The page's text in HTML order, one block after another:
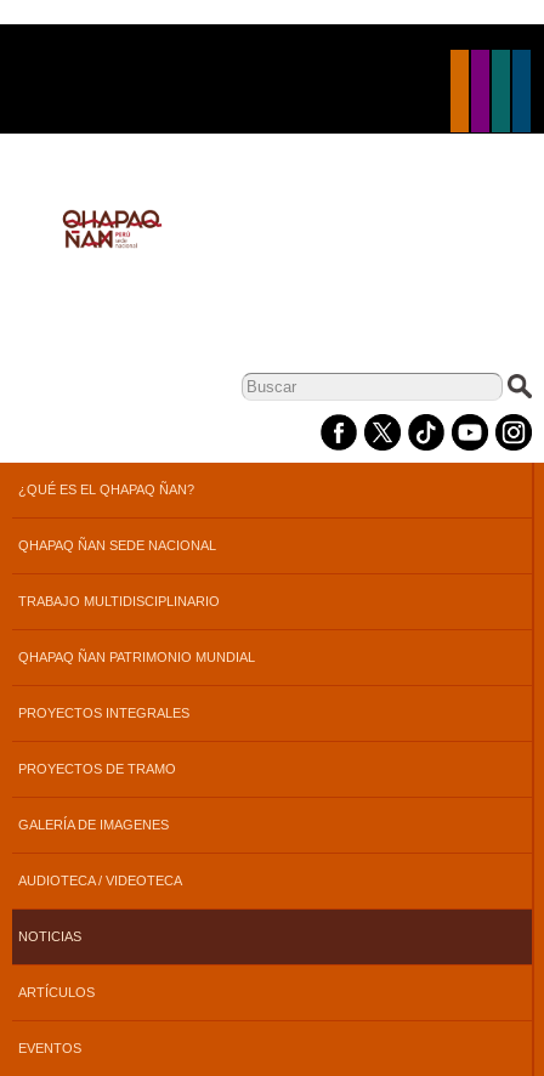
Formulario de
búsqueda
¿QUÉ ES EL QHAPAQ ÑAN?
QHAPAQ ÑAN SEDE NACIONAL
TRABAJO MULTIDISCIPLINARIO
QHAPAQ ÑAN PATRIMONIO MUNDIAL
PROYECTOS INTEGRALES
PROYECTOS DE TRAMO
GALERÍA DE IMAGENES
AUDIOTECA / VIDEOTECA
NOTICIAS
ARTÍCULOS
EVENTOS